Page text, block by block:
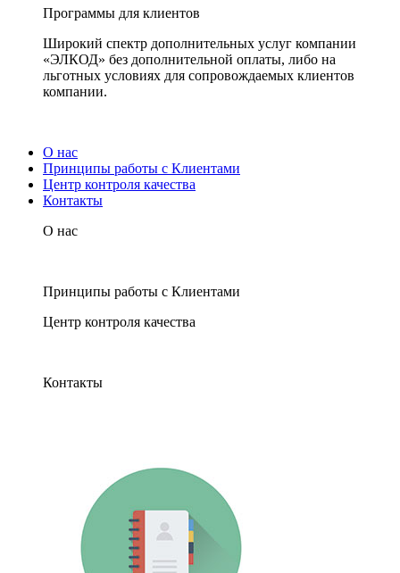
Программы для клиентов
Широкий спектр дополнительных услуг компании
«ЭЛКОД» без дополнительной оплаты, либо на
льготных условиях для сопровождаемых клиентов
компании.
О нас
Принципы работы с Клиентами
Центр контроля качества
Контакты
О нас
Принципы работы с Клиентами
Центр контроля качества
Контакты